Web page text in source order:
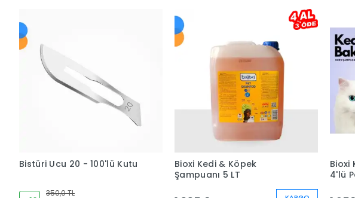
Bistüri Ucu 20 - 100'lü Kutu
350,0 TL
Bioxi Kedi & Köpek
Şampuanı 5 LT
Bioxi
4'lü